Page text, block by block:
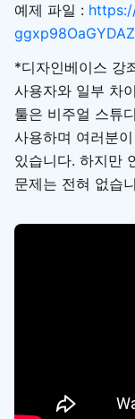
예제 파일 :
*디자인베이스 강
사용자와 일부 차
툴은 비주얼 스튜
사용하며 여러분
있습니다. 하지만
문제는 전혀 없습